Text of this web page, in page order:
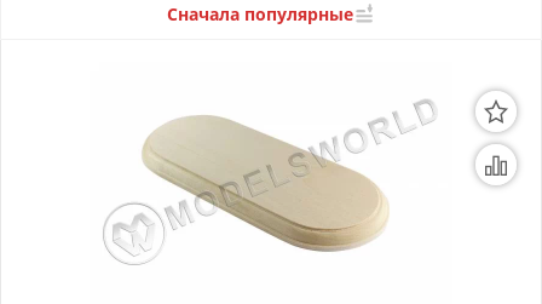
Аэрографы и компрессоры
Материалы для моделизма
Литература для моделиста
Готовые модели
Сначала популярные